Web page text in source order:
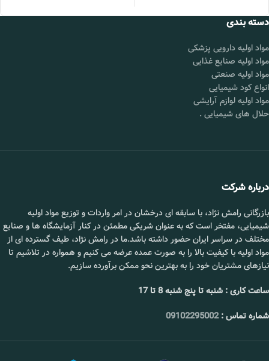
تحویل :
📞 09102295002
کشور :
دسته بندی
مواد اولیه دارویی پزشکی
مواد اولیه صنایع غذایی
مواد اولیه صنعتی
انواع کود شیمیایی
مواد اولیه لوازم آرایشی
حلال های شیمیایی .
درباره شرکت
بازرگانی رامش نژاد، با سابقه ای درخشان در امر واردات و توزیع مواد اولیه
شیمیایی، مفتخر است که به عنوان شریکی مطمئن در کنار آزمایشگاه ها و صنایع
مختلف در سراسر ایران حضور داشته باشد.ما در رامش نژاد، طیف گسترده ای از
مواد اولیه با کیفیت بالا را به صورت عمده عرضه می کنیم و همواره در تلاشیم تا
نیازهای مشتریان خود را به بهترین نحو ممکن برآورده سازیم.
ساعت کاری : شنبه تا پنج شنبه 8 تا 17
شماره تماس :09102295002